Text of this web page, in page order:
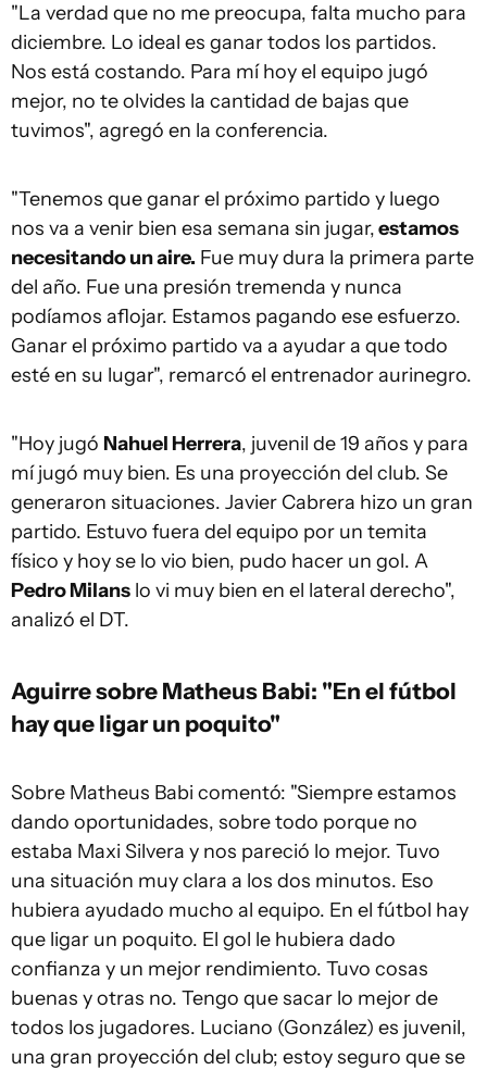
"La verdad que no me preocupa, falta mucho para
diciembre. Lo ideal es ganar todos los partidos.
Nos está costando. Para mí hoy el equipo jugó
mejor, no te olvides la cantidad de bajas que
tuvimos", agregó en la conferencia.
"Tenemos que ganar el próximo partido y luego
nos va a venir bien esa semana sin jugar,estamos
necesitando un aire. Fue muy dura la primera parte
del año. Fue una presión tremenda y nunca
podíamos aflojar. Estamos pagando ese esfuerzo.
Ganar el próximo partido va a ayudar a que todo
esté en su lugar", remarcó el entrenador aurinegro.
"Hoy jugó Nahuel Herrera, juvenil de 19 años y para
mí jugó muy bien. Es una proyección del club. Se
generaron situaciones. Javier Cabrera hizo un gran
partido. Estuvo fuera del equipo por un temita
físico y hoy se lo vio bien, pudo hacer un gol. A
Pedro Milans lo vi muy bien en el lateral derecho",
analizó el DT.
Aguirre sobre Matheus Babi: "En el fútbol
hay que ligar un poquito"
Sobre Matheus Babi comentó: "Siempre estamos
dando oportunidades, sobre todo porque no
estaba Maxi Silvera y nos pareció lo mejor. Tuvo
una situación muy clara a los dos minutos. Eso
hubiera ayudado mucho al equipo. En el fútbol hay
que ligar un poquito. El gol le hubiera dado
confianza y un mejor rendimiento. Tuvo cosas
buenas y otras no. Tengo que sacar lo mejor de
todos los jugadores. Luciano (González) es juvenil,
una gran proyección del club; estoy seguro que se